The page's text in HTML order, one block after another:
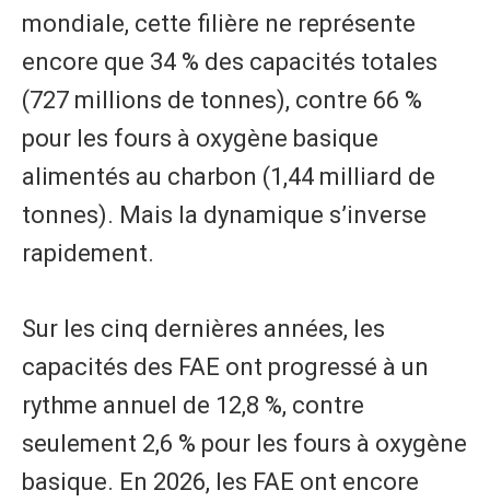
mondiale, cette filière ne représente
encore que 34 % des capacités totales
(727 millions de tonnes), contre 66 %
pour les fours à oxygène basique
alimentés au charbon (1,44 milliard de
tonnes). Mais la dynamique s’inverse
rapidement.
Sur les cinq dernières années, les
capacités des FAE ont progressé à un
rythme annuel de 12,8 %, contre
seulement 2,6 % pour les fours à oxygène
basique. En 2026, les FAE ont encore